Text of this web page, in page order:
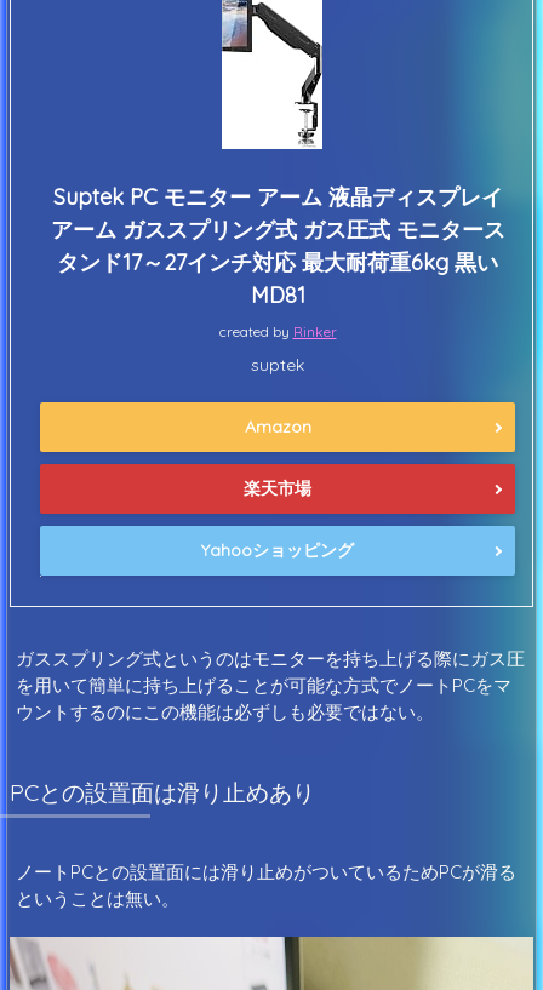
Suptek PC モニター アーム 液晶ディスプレイ
アーム ガススプリング式 ガス圧式 モニタース
タンド17～27インチ対応 最大耐荷重6kg 黒い
MD81
created by Rinker
suptek
Amazon
楽天市場
Yahooショッピング
ガススプリング式というのはモニターを持ち上げる際にガス圧
を用いて簡単に持ち上げることが可能な方式でノートPCをマ
ウントするのにこの機能は必ずしも必要ではない。
PCとの設置面は滑り止めあり
ノートPCとの設置面には滑り止めがついているためPCが滑る
ということは無い。